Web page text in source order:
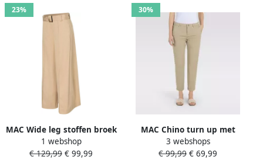
23%
MAC Wide leg stoffen broek
met vaste persplooien
model 'CARLETTA'
1 webshop
€ 129,99 € 99,99
30%
MAC Chino turn up met
subtiele glans elegant en
sportief tegelijk
3 webshops
€ 99,99 € 69,99